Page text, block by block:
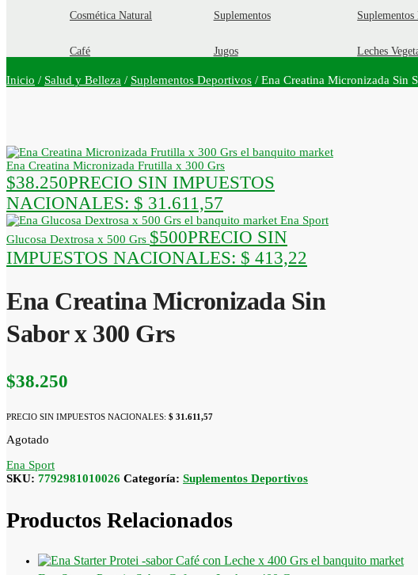
Cosmética Natural Suplementos
Café Jugos Leches
Inicio / Salud y Belleza / Suplementos Deportivos / Ena Creatina Micronizada Sin
Ena Creatina Micronizada Frutilla x 300 Grs
$38.250PRECIO SIN IMPUESTOS
NACIONALES: $ 31.611,57
Ena Sport
Glucosa Dextrosa x 500 Grs $500PRECIO SIN
IMPUESTOS NACIONALES: $ 413,22
Ena Creatina Micronizada Sin
Sabor x 300 Grs
$38.250
PRECIO SIN IMPUESTOS NACIONALES: $ 31.611,57
Agotado
Ena Sport
SKU: 7792981010026 Categoría: Suplementos Deportivos
Productos Relacionados